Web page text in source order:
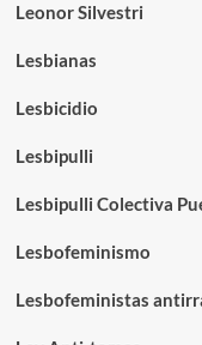
Leonor Silvestri
Lesbianas
Lesbicidio
Lesbipulli
Lesbipulli Colectiva
Lesbofeminismo
Lesbofeministas